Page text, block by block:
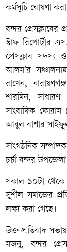
কর্মসূচি ঘোষণা
বন্দর প্রেসক্লাবের
স্টাফ রিপোর্টার
প্রেসক্লাব সদস্য
আলম’র
রাখেন,
শারমিন,
সাংবাদিক
আবুল বাশার
সাংগঠনিক
চর্চা বন্দর
সকাল ১০টা থেকে
সুশীল সমাজের
লক্ষ্য করা গেছে।
উক্ত প্রতিবাদ
মজনু, বন্দর